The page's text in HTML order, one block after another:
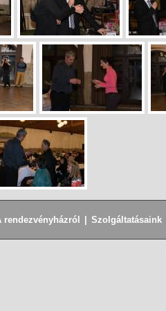
rendezvényházról | Szolgáltatásaink